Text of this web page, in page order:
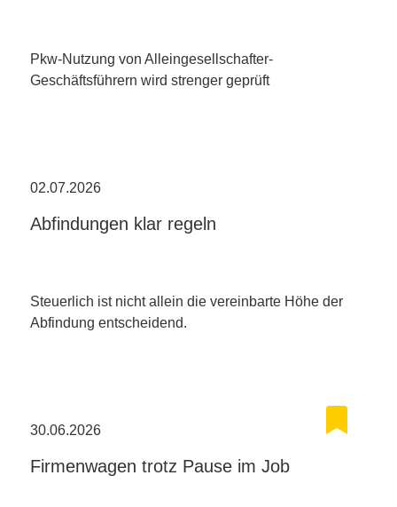
Pkw-Nutzung von Alleingesellschafter-
Geschäftsführern wird strenger geprüft
02.07.2026
Abfindungen klar regeln
Steuerlich ist nicht allein die vereinbarte Höhe der
Abfindung entscheidend.
30.06.2026
Firmenwagen trotz Pause im Job